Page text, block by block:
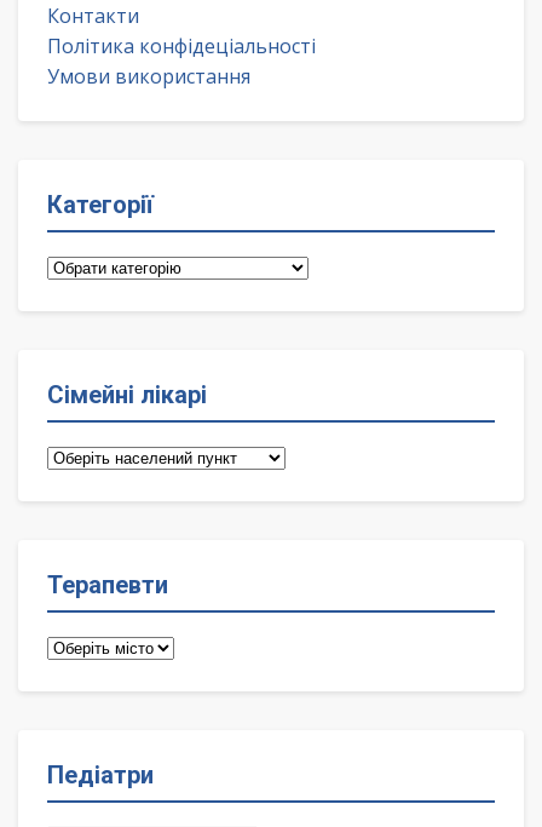
Контакти
Політика конфідеціальності
Умови використання
Категорії
Категорії
Сімейні лікарі
Сімейні
Терапевти
Терапевти
Педіатри